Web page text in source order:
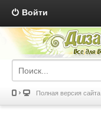
Войти
Полная версия сайта